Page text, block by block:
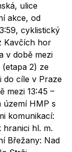
ulice
akce, od
cyklistický
Kavčích hor
v době mezi
(etapa 2) ze
do cíle v Praze
mezi 13:45 –
území HMP s
komunikací:
hl. m.
Břežany: Nad